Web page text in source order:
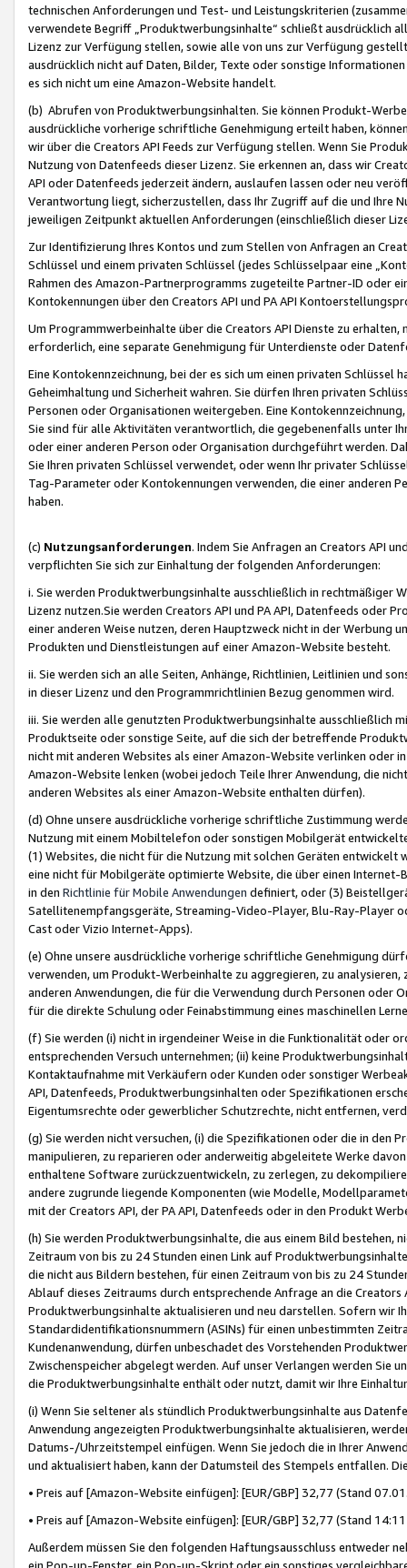
technischen Anforderungen und Test- und Leistungskriterien
verwendete Begriff „Produktwerbungsinhalte“ schließt ausdrücklich
Lizenz zur Verfügung stellen, sowie alle von uns zur Verfügung
ausdrücklich nicht auf Daten, Bilder, Texte oder sonstige
es sich nicht um eine Amazon-Website handelt.
(b) Abrufen von Produktwerbungsinhalten. Sie können Produkt-
ausdrückliche vorherige schriftliche Genehmigung erteilt haben,
wir über die Creators API Feeds zur Verfügung stellen. Wenn Sie
Nutzung von Datenfeeds dieser Lizenz. Sie erkennen an, dass wir
API oder Datenfeeds jederzeit ändern, auslaufen lassen oder neu
Verantwortung liegt, sicherzustellen, dass Ihr Zugriff auf die und Ihre
jeweiligen Zeitpunkt aktuellen Anforderungen (einschließlich dieser
Zur Identifizierung Ihres Kontos und zum Stellen von Anfragen an
Schlüssel und einem privaten Schlüssel (jedes Schlüsselpaar eine
Rahmen des Amazon-Partnerprogramms zugeteilte Partner-ID oder
Kontokennungen über den Creators API und PA API
Um Programmwerbeinhalte über die Creators API Dienste zu
erforderlich, eine separate Genehmigung für Unterdienste oder
Eine Kontokennzeichnung, bei der es sich um einen privaten
Geheimhaltung und Sicherheit wahren. Sie dürfen Ihren privaten
Personen oder Organisationen weitergeben. Eine
Sie sind für alle Aktivitäten verantwortlich, die gegebenenfalls unter
oder einer anderen Person oder Organisation durchgeführt werden.
Sie Ihren privaten Schlüssel verwendet, oder wenn Ihr privater
Tag-Parameter oder Kontokennungen verwenden, die einer anderen
haben.
(c) Nutzungsanforderungen. Indem Sie Anfragen an Creators API
verpflichten Sie sich zur Einhaltung der folgenden Anforderungen:
i. Sie werden Produktwerbungsinhalte ausschließlich in rechtmäßiger
Lizenz nutzen.Sie werden Creators API und PA API, Datenfeeds oder
einer anderen Weise nutzen, deren Hauptzweck nicht in der Werbung
Produkten und Dienstleistungen auf einer Amazon-Website besteht.
ii. Sie werden sich an alle Seiten, Anhänge, Richtlinien, Leitlinien und
in dieser Lizenz und den Programmrichtlinien Bezug genommen wird.
iii. Sie werden alle genutzten Produktwerbungsinhalte ausschließlich
Produktseite oder sonstige Seite, auf die sich der betreffende
nicht mit anderen Websites als einer Amazon-Website verlinken oder
Amazon-Website lenken (wobei jedoch Teile Ihrer Anwendung, die
anderen Websites als einer Amazon-Website enthalten dürfen).
(d) Ohne unsere ausdrückliche vorherige schriftliche Zustimmung
Nutzung mit einem Mobiltelefon oder sonstigen Mobilgerät
(1) Websites, die nicht für die Nutzung mit solchen Geräten
eine nicht für Mobilgeräte optimierte Website, die über einen
in den Richtlinie für Mobile Anwendungen definiert, oder (3)
Satellitenempfangsgeräte, Streaming-Video-Player, Blu-Ray-Player
Cast oder Vizio Internet-Apps).
(e) Ohne unsere ausdrückliche vorherige schriftliche Genehmigung
verwenden, um Produkt-Werbeinhalte zu aggregieren, zu
anderen Anwendungen, die für die Verwendung durch Personen
für die direkte Schulung oder Feinabstimmung eines maschinellen
(f) Sie werden (i) nicht in irgendeiner Weise in die Funktionalität oder
entsprechenden Versuch unternehmen; (ii) keine
Kontaktaufnahme mit Verkäufern oder Kunden oder sonstiger
API, Datenfeeds, Produktwerbungsinhalten oder Spezifikationen
Eigentumsrechte oder gewerblicher Schutzrechte, nicht entfernen,
(g) Sie werden nicht versuchen, (i) die Spezifikationen oder die in
manipulieren, zu reparieren oder anderweitig abgeleitete Werke
enthaltene Software zurückzuentwickeln, zu zerlegen, zu
andere zugrunde liegende Komponenten (wie Modelle,
mit der Creators API, der PA API, Datenfeeds oder in den Produkt
(h) Sie werden Produktwerbungsinhalte, die aus einem Bild bestehen,
Zeitraum von bis zu 24 Stunden einen Link auf
die nicht aus Bildern bestehen, für einen Zeitraum von bis zu 24
Ablauf dieses Zeitraums durch entsprechende Anfrage an die
Produktwerbungsinhalte aktualisieren und neu darstellen. Sofern wir
Standardidentifikationsnummern (ASINs) für einen unbestimmten
Kundenanwendung, dürfen unbeschadet des Vorstehenden
Zwischenspeicher abgelegt werden. Auf unser Verlangen werden Sie
die Produktwerbungsinhalte enthält oder nutzt, damit wir Ihre
(i) Wenn Sie seltener als stündlich Produktwerbungsinhalte aus
Anwendung angezeigten Produktwerbungsinhalte aktualisieren,
Datums-/Uhrzeitstempel einfügen. Wenn Sie jedoch die in Ihrer
und aktualisiert haben, kann der Datumsteil des Stempels entfallen.
• Preis auf [Amazon-Website einfügen]: [EUR/GBP] 32,77 (Stand
• Preis auf [Amazon-Website einfügen]: [EUR/GBP] 32,77 (Stand
Außerdem müssen Sie den folgenden Haftungsausschluss entweder
ein Pop-up-Fenster, ein Pop-up-Skript oder ein sonstiges